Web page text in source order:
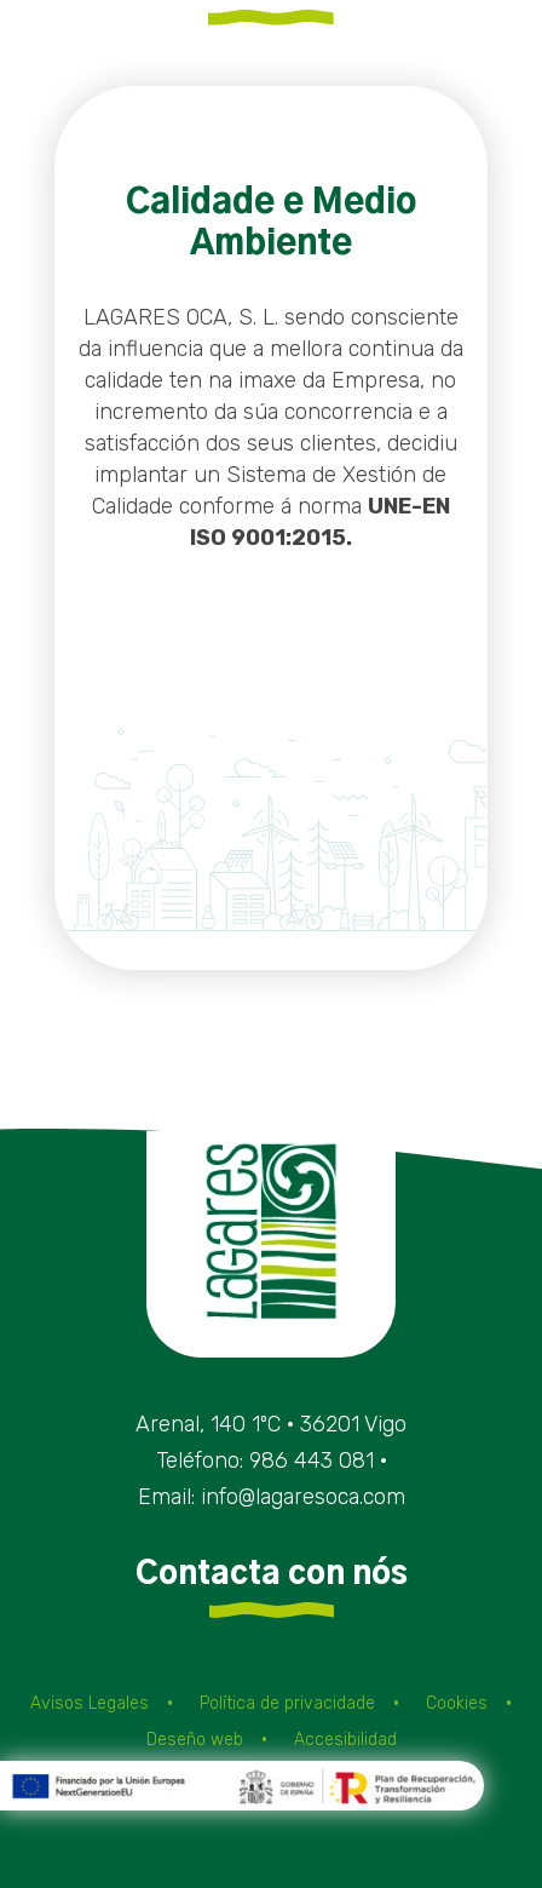
Calidade e Medio
Ambiente
LAGARES OCA, S. L. sendo consciente
da influencia que a mellora continua da
calidade ten na imaxe da Empresa, no
incremento da súa concorrencia e a
satisfacción dos seus clientes, decidiu
implantar un Sistema de Xestión de
Calidade conforme á norma UNE-EN
ISO 9001:2015.
Arenal, 140 1ºC · 36201 Vigo
Teléfono: 986 443 081 ·
Email: info@lagaresoca.com
Contacta con nós
Avisos Legales Política de privacidade
Cookies
Deseño web
Accesibilidad